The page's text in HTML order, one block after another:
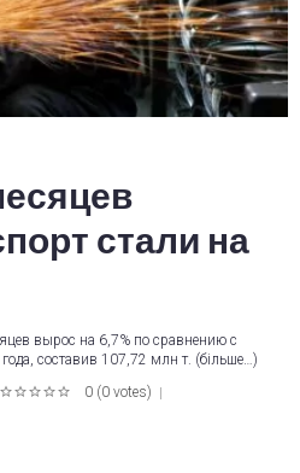
стали на
вырос на 6,7% по сравнению с
составив 107,72 млн т. (більше…)
0 (0 votes)